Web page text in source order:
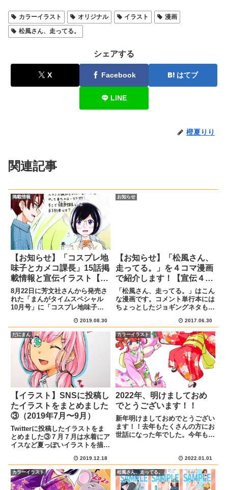
カラーイラスト オリジナル イラスト
漫画
松風さん、走ってる。
シェアする
X Facebook はてブ
LINE
橙夏りり
関連記事
掲載情報
【お知らせ】「コスプレ地
味子とカメコ課長」15話掲
載情報と宣伝イラスト【ま
んがタイムスペシャル10月
号】
8月22日に芳文社さんから発売さ
れた「まんがタイムスペシャル
10月号」に「コスプレ地味子と
れています。こちらがまんがタイ
ムスペシャル10月号の表紙で
す。あらすじと宣伝イラスト8月
22日発売のまんがタイムスペシ
ャ...
2019.08.30
お知らせ
【お知らせ】「松風さん、
走ってる。」を４コマ漫画
で紹介します！【宣伝４コ
マ】
「松風さん、走ってる。」はこん
な漫画です。コメント単行本には
ちょっとしたジョギングネタも載
松風さんの意外な事実が発覚した
り…カバー下までギッシリ詰まっ
ておりますので隅から隅まで読ん
で、見て、楽しんでいただけた
ら...
2017.06.30
だにまん
【イラスト】SNSに投稿し
たイラストをまとめました
③（2019年7月〜9月）
Twitterに投稿したイラストをま
とめました③７月７月は水着にア
イスなど夏っぽいイラストを描き
ピック塗りしたのですが、褐色肌
を塗るのが楽しかったです！コピ
ック塗りアヤカちゃん謎のスイカ
バーを買いました小脇に抱...
2019.12.18
カラーイラスト
2022年、明けましておめ
でとうございます！！
新年明けましておめでとうござい
ます！！去年もたくさんの方にお
世話になった年でした。今年も頑
す！↑大晦日にツイッターにあげ
たイラストです。1月5日からは
まんがタウンで新連載「ねこ上司
とい...
2022.01.01
カラーイラスト 松風さん、走ってる。